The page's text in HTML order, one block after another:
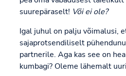
suurepäraselt! Või ei ole?
Igal juhul on palju võimalusi,
sajaprotsendiliselt
partnerile. Aga kas see on
kumbagi? Oleme lähemalt